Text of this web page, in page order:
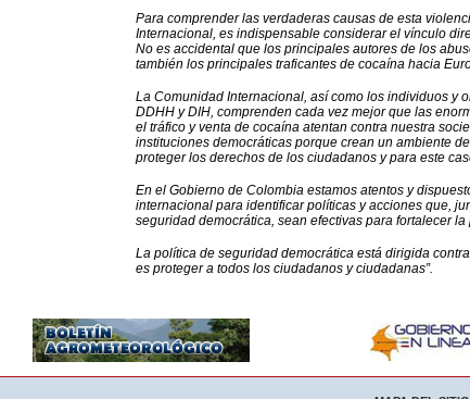
Para comprender las verdaderas causas de esta
Internacional, es indispensable considerar el vínculo
No es accidental que los principales autores de los
también los principales traficantes de cocaína hacia
La Comunidad Internacional, así como los individuos y
DDHH y DIH, comprenden cada vez mejor que las
el tráfico y venta de cocaína atentan contra nuestra
instituciones democráticas porque crean un ambiente
proteger los derechos de los ciudadanos y para este
En el Gobierno de Colombia estamos atentos y
internacional para identificar políticas y acciones que,
seguridad democrática, sean efectivas para fortalecer
La política de seguridad democrática está dirigida
es proteger a todos los ciudadanos y ciudadanas”.